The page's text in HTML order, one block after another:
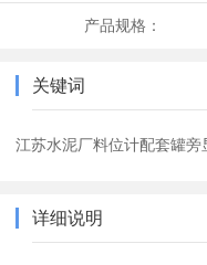
产品规格：
关键词
江苏水泥厂料位计配套罐旁
详细说明